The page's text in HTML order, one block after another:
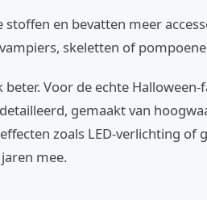
en bevatten meer
skeletten of
Voor de echte Halloween-
gemaakt van
zoals LED-verlichting of
mee.